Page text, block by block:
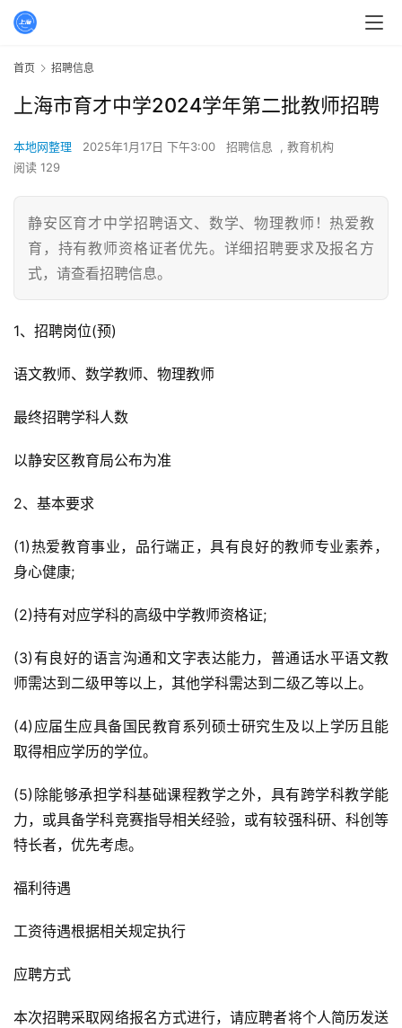
首页 招聘信息
上海市育才中学2024学年第二批教师招聘
本地网整理 2025年1月17日 下午3:00 招聘信息 , 教育机构
阅读 129
静安区育才中学招聘语文、数学、物理教师！热爱教
育，持有教师资格证者优先。详细招聘要求及报名方
式，请查看招聘信息。
1、招聘岗位(预)
语文教师、数学教师、物理教师
最终招聘学科人数
以静安区教育局公布为准
2、基本要求
(1)热爱教育事业，品行端正，具有良好的教师专业素养，
身心健康;
(2)持有对应学科的高级中学教师资格证;
(3)有良好的语言沟通和文字表达能力，普通话水平语文教
师需达到二级甲等以上，其他学科需达到二级乙等以上。
(4)应届生应具备国民教育系列硕士研究生及以上学历且能
取得相应学历的学位。
(5)除能够承担学科基础课程教学之外，具有跨学科教学能
力，或具备学科竞赛指导相关经验，或有较强科研、科创等
特长者，优先考虑。
福利待遇
工资待遇根据相关规定执行
应聘方式
本次招聘采取网络报名方式进行，请应聘者将个人简历发送